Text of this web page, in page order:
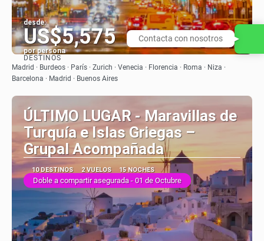
desde:
US$5,575
por persona
Ver
DESTINOS
Madrid · Burdeos · París · Zurich · Venecia · Florencia · Roma · Niza ·
Barcelona · Madrid · Buenos Aires
ÚLTIMO LUGAR - Maravillas de
Turquía e Islas Griegas –
Grupal Acompañada
10 DESTINOS 2 VUELOS 15 NOCHES
Doble a compartir asegurada - 01 de Octubre
Contacta con nosotros